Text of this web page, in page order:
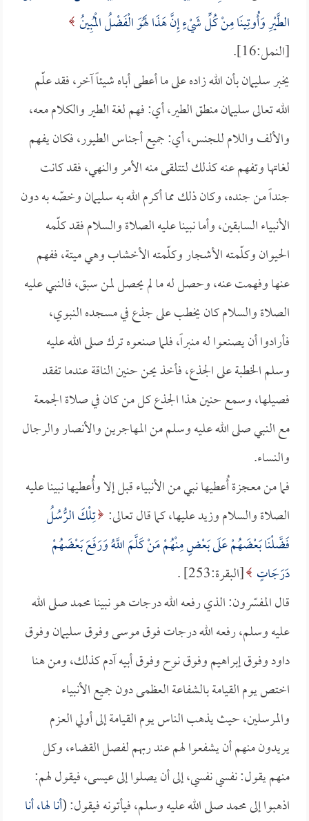
الطَّيْرِ وَأُوتِينَا مِنْ كُلِّ شَيْءٍ إِنَّ هَذَا لَهُوَ الْفَضْلُ الْمُبِينُ
[النمل:16].
يخبر سليمان بأن الله زاده على ما أعطى أباه شيئاً آخر، فقد علّم
الله تعالى سليمان منطق الطير، أي: فهم لغة الطير والكلام معه،
والألف واللام للجنس، أي: جميع أجناس الطيور، فكان يفهم
لغاتها وتفهم عنه كذلك لتتلقى منه الأمر والنهي، فقد كانت
جنداً من جنده، وكان ذلك مما أكرم الله به سليمان وخصّه به دون
الأنبياء السابقين، وأما نبينا عليه الصلاة والسلام فقد كلّمه
الحيوان وكلّمته الأشجار وكلّمته الأخشاب وهي ميتة، ففهم
عنها وفهمت عنه، وحصل له ما لم يحصل لمن سبق، فالنبي عليه
الصلاة والسلام كان يخطب على جذع في مسجده النبوي،
فأرادوا أن يصنعوا له منبراً، فلما صنعوه ترك صلى الله عليه
وسلم الخطبة على الجذع، فأخذ يحن حنين الناقة عندما تفقد
فصيلها، وسمع حنين هذا الجذع كل من كان في صلاة الجمعة
مع النبي صلى الله عليه وسلم من المهاجرين والأنصار والرجال
والنساء.
فما من معجزة أُعطيها نبي من الأنبياء قبل إلا وأُعطيها نبينا عليه
الصلاة والسلام وزيد عليها، كما قال تعالى: تِلْكَ الرُّسُلُ
فَضَّلْنَا بَعْضَهُمْ عَلَى بَعْضٍ مِنْهُمْ مَنْ كَلَّمَ اللَّهُ وَرَفَعَ بَعْضَهُمْ
دَرَجَاتٍ [البقرة:253] .
قال المفسّرون: الذي رفعه الله درجات هو نبينا محمد صلى الله
عليه وسلم، رفعه الله درجات فوق موسى وفوق سليمان وفوق
داود وفوق إبراهيم وفوق نوح وفوق أبيه آدم كذلك، ومن هنا
اختص يوم القيامة بالشفاعة العظمى دون جميع الأنبياء
والمرسلين، حيث يذهب الناس يوم القيامة إلى أولي العزم
يريدون منهم أن يشفعوا لهم عند ربهم لفصل القضاء، وكل
منهم يقول: نفسي نفسي، إلى أن يصلوا إلى عيسى، فيقول لهم:
اذهبوا إلى محمد صلى الله عليه وسلم، فيأتونه فيقول: (أنا لها، أنا